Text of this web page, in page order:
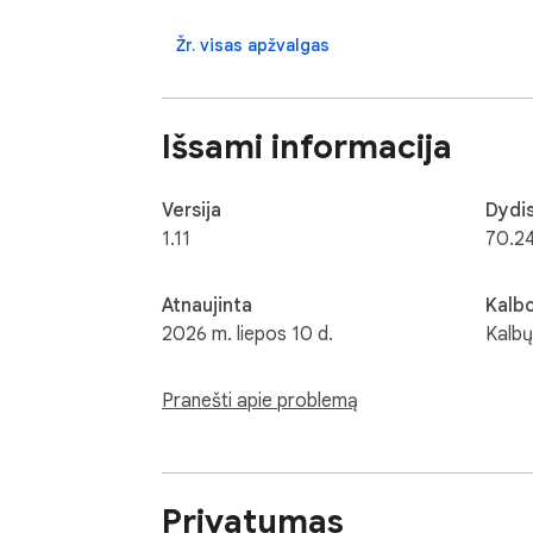
1) Focus on the address bar on the new
Žr. visas apžvalgas
Išsami informacija
Versija
1.11
Atnaujinta
2026 m. liepos 10 d.
Pranešti apie problemą
Privatumas